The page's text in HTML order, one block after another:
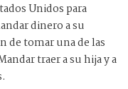
Unidos para
dinero a su
de tomar una de las
traer a su hija y a